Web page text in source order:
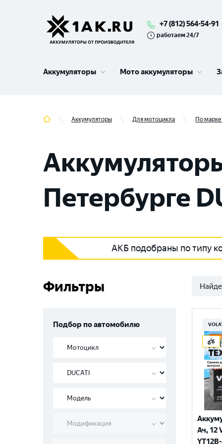
+7 (812) 564-54-91
работаем 24/7
Аккумуляторы Мото аккумуляторы
Аккумуляторы Для мотоцикла По
Петербурге
АКБ подобраны по типу
Фильтры
Подбор по автомобилю
Ач, 12